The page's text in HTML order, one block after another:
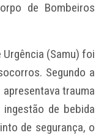
de Bombeiros
(Samu) foi
Segundo a
trauma
de bebida
de segurança, o